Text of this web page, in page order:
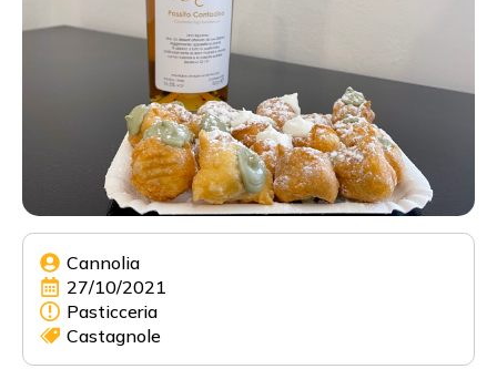
Cannolia
27/10/2021
Pasticceria
Castagnole